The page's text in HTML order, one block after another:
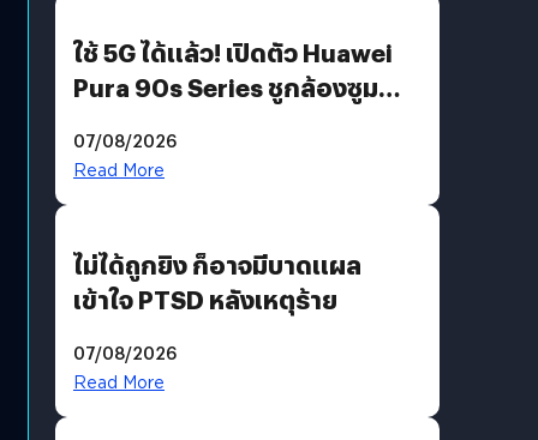
ใช้ 5G ได้แล้ว! เปิดตัว Huawei
Pura 90s Series ชูกล้องซูม
07/08/2026
Read More
ไม่ได้ถูกยิง ก็อาจมีบาดแผล
เข้าใจ PTSD หลังเหตุร้าย
07/08/2026
Read More